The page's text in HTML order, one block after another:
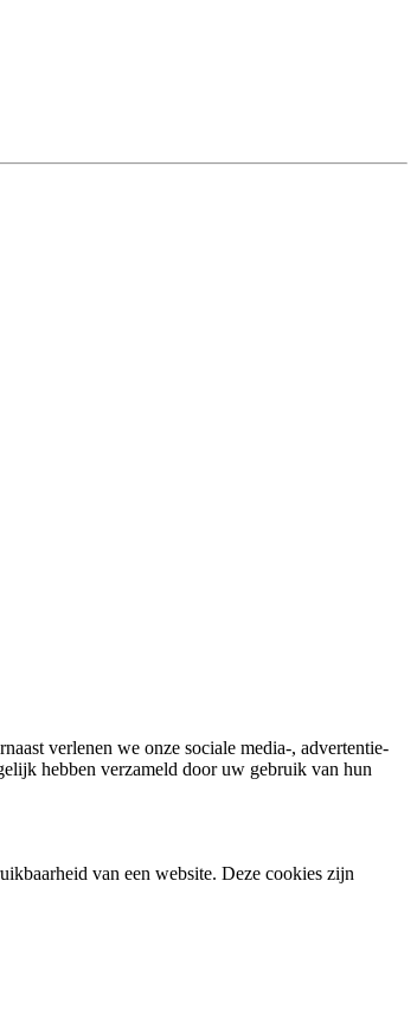
verlenen we onze sociale media-, advertentie-
hebben verzameld door uw gebruik van hun
van een website. Deze cookies zijn